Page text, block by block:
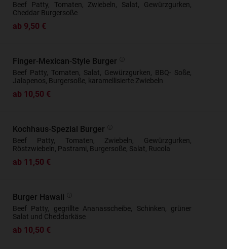
Beef Patty, Tomaten, Zwiebeln, Salat, Gewürzgurken,
Cheddar Burgersoße
ab 9,50 €
Finger-Mexican-Style Burger
Beef Patty, Tomaten, Salat, Gewürzgurken, BBQ- Soße,
Jalapenos, Burgersoße, karamellisierte Zwiebeln
ab 10,50 €
Kochhaus-Spezial Burger
Beef Patty, Tomaten, Zwiebeln, Gewürzgurken,
Röstzwiebeln, Pastrami, Burgersoße, Salat, Rucola
ab 11,50 €
Burger Hawaii
Beef Patty, gegrillte Ananasscheibe, Schinken, grüner
Salat und Cheddarkäse
ab 10,50 €